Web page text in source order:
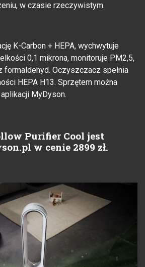
w czasie rzeczywistym.
K-Carbon + HEPA, wychwytuje
0,1 mikrona, monitoruje PM2,5,
formaldehyd. Oczyszczacz spełnia
HEPA H13. Sprzętem można
MyDyson.
Purifier Cool jest
w cenie 2899 zł.